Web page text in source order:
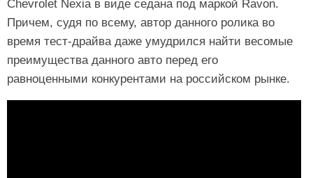
Chevrolet Nexia в виде седана под маркой Ravon.
Причем, судя по всему, автор данного ролика во
время тест-драйва даже умудрился найти весомые
преимущества данного авто перед его
равноценными конкурентами на российском рынке.